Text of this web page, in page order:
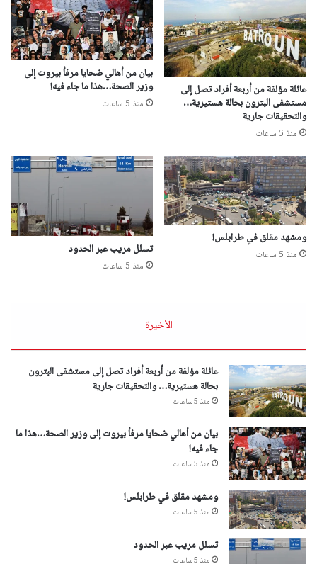
عائلة مؤلفة من أربعة أفراد تصل إلى
مستشفى البترون بحالة هستيرية…
والتحقيقات جارية
منذ 5 ساعات
بيان من أهالي ضحايا مرفأ بيروت إلى
وزير الصحة…هذا ما جاء فيه!
منذ 5 ساعات
ومشهد مقلق في طرابلس!
منذ 5 ساعات تسلل مريب عبر الحدود
منذ 5 ساعات
الأخيرة
عائلة مؤلفة من أربعة أفراد تصل إلى مستشفى البترون
بحالة هستيرية… والتحقيقات جارية
منذ 5 ساعات
بيان من أهالي ضحايا مرفأ بيروت إلى وزير الصحة…هذا ما
جاء فيه!
منذ 5 ساعات
ومشهد مقلق في طرابلس!
منذ 5 ساعات
تسلل مريب عبر الحدود
منذ 5 ساعات